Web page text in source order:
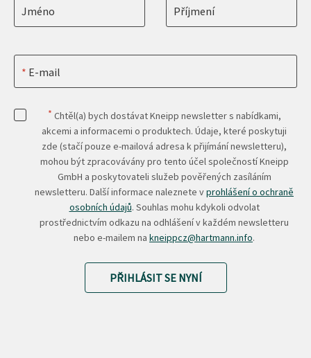
Jméno Příjmení
E-mail
* Chtěl(a) bych dostávat Kneipp newsletter s nabídkami,
akcemi a informacemi o produktech. Údaje, které poskytuji
zde (stačí pouze e-mailová adresa k přijímání newsletteru),
mohou být zpracovávány pro tento účel společností Kneipp
GmbH a poskytovateli služeb pověřených zasíláním
newsletteru. Další informace naleznete vprohlášení o ochraně
osobních údajů. Souhlas mohu kdykoli odvolat
prostřednictvím odkazu na odhlášení v každém newsletteru
nebo e-mailem na kneippcz@hartmann.info.
PŘIHLÁSIT SE NYNÍ